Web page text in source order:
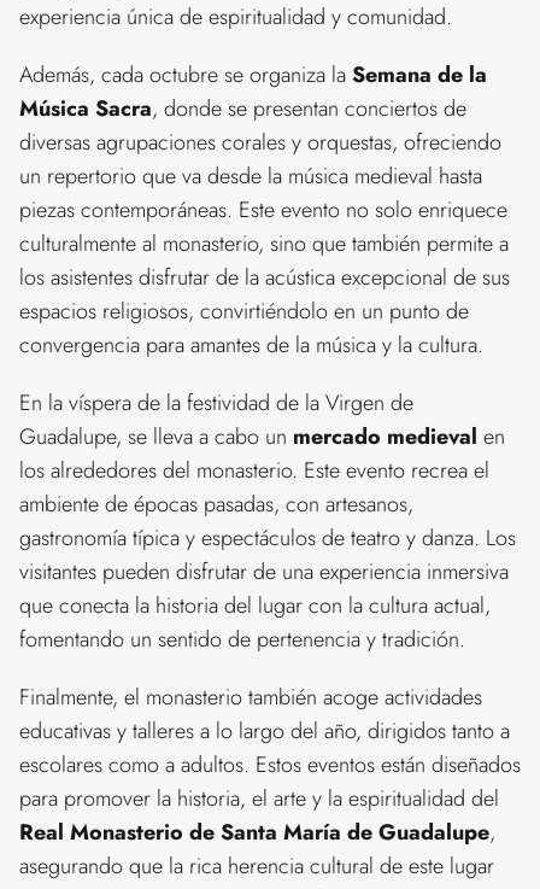
experiencia única de espiritualidad y comunidad.
Además, cada octubre se organiza laSemana de la
Música Sacra, donde se presentan conciertos de
diversas agrupaciones corales y orquestas, ofreciendo
un repertorio que va desde la música medieval hasta
piezas contemporáneas. Este evento no solo enriquece
culturalmente al monasterio, sino que también permite a
los asistentes disfrutar de la acústica excepcional de sus
espacios religiosos, convirtiéndolo en un punto de
convergencia para amantes de la música y la cultura.
En la víspera de la festividad de la Virgen de
Guadalupe, se lleva a cabo un mercado medieval en
los alrededores del monasterio. Este evento recrea el
ambiente de épocas pasadas, con artesanos,
gastronomía típica y espectáculos de teatro y danza. Los
visitantes pueden disfrutar de una experiencia inmersiva
que conecta la historia del lugar con la cultura actual,
fomentando un sentido de pertenencia y tradición.
Finalmente, el monasterio también acoge actividades
educativas y talleres a lo largo del año, dirigidos tanto a
escolares como a adultos. Estos eventos están diseñados
para promover la historia, el arte y la espiritualidad del
Real Monasterio de Santa María de Guadalupe,
asegurando que la rica herencia cultural de este lugar